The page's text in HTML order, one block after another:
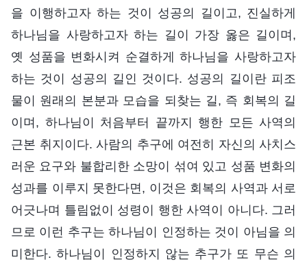
을 이행하고자 하는 것이 성공의 길이고, 진실하게
하나님을 사랑하고자 하는 길이 가장 옳은 길이며,
옛 성품을 변화시켜 순결하게 하나님을 사랑하고자
하는 것이 성공의 길인 것이다. 성공의 길이란 피조
물이 원래의 본분과 모습을 되찾는 길, 즉 회복의 길
이며, 하나님이 처음부터 끝까지 행한 모든 사역의
근본 취지이다. 사람의 추구에 여전히 자신의 사치스
러운 요구와 불합리한 소망이 섞여 있고 성품 변화의
성과를 이루지 못한다면, 이것은 회복의 사역과 서로
어긋나며 틀림없이 성령이 행한 사역이 아니다. 그러
므로 이런 추구는 하나님이 인정하는 것이 아님을 의
미한다. 하나님이 인정하지 않는 추구가 또 무슨 의